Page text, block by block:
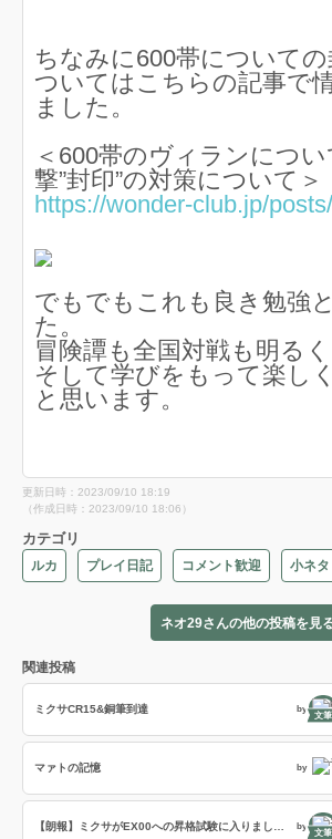
ちなみに600帯についての
ついてはこちらの記事で
ました。
＜600帯のヴィランにつ
撃”封印”の対策について＞
https://wonder-club.jp/
でもでもこれも良き勉強
た。
冒険譚も全国対戦も明るく
そして学びをもって楽し
と思います。
更新日時：2023/09/10 18:19
（作成日時：2023/09/10 18:06）
カテゴリ
ルカ プレイ日記 コメント歓迎 小ネタ
ネオ29さんの他の投稿を見
関連投稿
ミクサCR15&銅筆到達 by
文筆
マァトの記憶 by
by
文筆